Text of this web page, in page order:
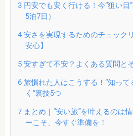
3円安でも安く行ける！今“狙い目
5泊7日）
4安さを実現するためのチェック
安心】
5安すぎて不安？よくある質問と
6旅慣れた人はこうする！“知って
く”裏技5つ
7まとめ｜“安い旅”を叶えるのは
ーこそ、今すぐ準備を！